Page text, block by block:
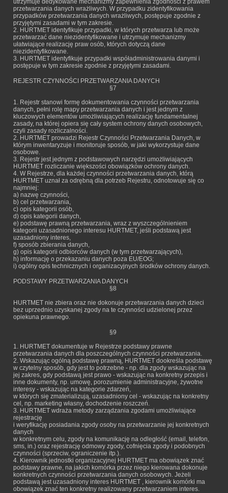
utrzymuje dedykowane mechanizmy zapewnienia zgodności z prawem
przetwarzania danych wrażliwych. W przypadku zidentyfikowania
przypadków przetwarzania danych wrażliwych, postępuje zgodnie z
przyjętymi zasadami w tym zakresie.
2. HURTMET identyfikuje przypadki, w których przetwarza lub może
przetwarzać dane niezidentyfikowane i utrzymuje mechanizmy
ułatwiające realizację praw osób, których dotyczą dane
niezidentyfikowane.
3. HURTMET identyfikuje przypadki współadministrowania danymi i
postępuje w tym zakresie zgodnie z przyjętymi zasadami.
REJESTR CZYNNOŚCI PRZETWARZANIA DANYCH
§7
1. Rejestr stanowi formę dokumentowania czynności przetwarzania
danych, pełni rolę mapy przetwarzania danych i jest jednym z
kluczowych elementów umożliwiających realizację fundamentalnej
zasady, na której opiera się cały system ochrony danych osobowych,
czyli zasady rozliczalności.
2. HURTMET prowadzi Rejestr Czynności Przetwarzania Danych, w
którym inwentaryzuje i monitoruje sposób, w jaki wykorzystuje dane
osobowe.
3. Rejestr jest jednym z podstawowych narzędzi umożliwiających
HURTMET rozliczanie większości obowiązków ochrony danych.
4. W Rejestrze, dla każdej czynności przetwarzania danych, którą
HURTMET uznał za odrębną dla potrzeb Rejestru, odnotowuje się co
najmniej:
a) nazwę czynności,
b) cel przetwarzania,
c) opis kategorii osób,
d) opis kategorii danych,
e) podstawę prawną przetwarzania, wraz z wyszczególnieniem
kategorii uzasadnionego interesu HURTMET, jeśli podstawą jest
uzasadniony interes,
f) sposób zbierania danych,
g) opis kategorii odbiorców danych (w tym przetwarzających),
h) informację o przekazaniu danych poza EU/EOG;
i) ogólny opis technicznych i organizacyjnych środków ochrony danych.
PODSTAWY PRZETWARZANIA DANYCH
§8
HURTMET nie zbiera oraz nie dokonuje przetwarzania danych dzieci
bez uprzednio uzyskanej zgody na te czynności udzielonej przez
opiekuna prawnego.
§9
1. HURTMET dokumentuje w Rejestrze podstawy prawne
przetwarzania danych dla poszczególnych czynności przetwarzania.
2. Wskazując ogólną podstawę prawną, HURTMET dookreśla podstawę
w czytelny sposób, gdy jest to potrzebne - np. dla zgody wskazując na
jej zakres, gdy podstawą jest prawo - wskazując na konkretny przepis i
inne dokumenty, np. umowę, porozumienie administracyjne, żywotne
interesy - wskazując na kategorie zdarzeń,
w których się zmaterializują, uzasadniony cel - wskazując na konkretny
cel, np. marketing własny, dochodzenie roszczeń.
3. HURTMET wdraża metody zarządzania zgodami umożliwiające
rejestrację
i weryfikację posiadania zgody osoby na przetwarzanie jej konkretnych
danych
w konkretnym celu, zgody na komunikację na odległość (email, telefon,
sms, in.) oraz rejestrację odmowy zgody, cofnięcia zgody i podobnych
czynności (sprzeciw, ograniczenie itp.).
4. Kierownik jednostki organizacyjnej HURTMET ma obowiązek znać
podstawy prawne, na jakich komórka przez niego kierowana dokonuje
konkretnych czynności przetwarzania danych osobowych. Jeżeli
podstawą jest uzasadniony interes HURTMET , kierownik komórki ma
obowiązek znać ten konkretny realizowany przetwarzaniem interes.